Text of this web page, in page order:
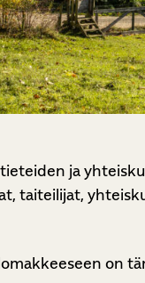
ja
taiteilijat,
on